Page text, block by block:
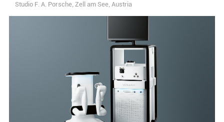
Studio F. A. Porsche, Zell am See, Austria